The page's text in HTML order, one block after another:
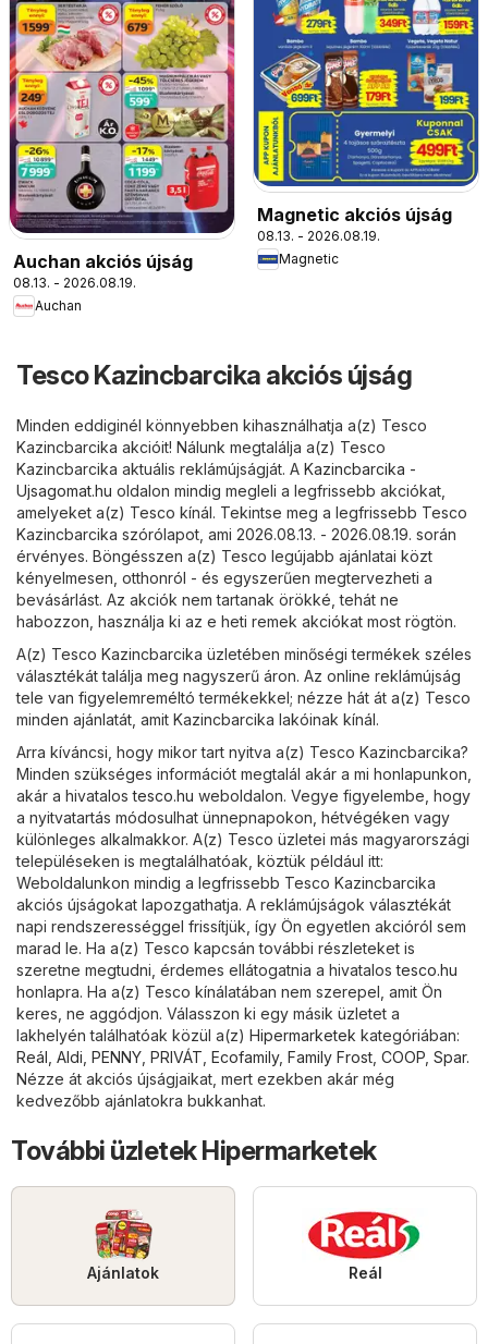
Auchan akciós újság
08.13. - 2026.08.19.
Auchan
Magnetic akciós újság
08.13. - 2026.08.19.
Magnetic
Tesco Kazincbarcika akciós újság
Minden eddiginél könnyebben kihasználhatja a(z) Tesco
Kazincbarcika akcióit! Nálunk megtalálja a(z) Tesco
Kazincbarcika aktuális reklámújságját. A Kazincbarcika -
Ujsagomat.hu oldalon mindig megleli a legfrissebb akciókat,
amelyeket a(z) Tesco kínál. Tekintse meg a legfrissebb Tesco
Kazincbarcika szórólapot, ami 2026.08.13. - 2026.08.19. során
érvényes. Böngésszen a(z) Tesco legújabb ajánlatai közt
kényelmesen, otthonról - és egyszerűen megtervezheti a
bevásárlást. Az akciók nem tartanak örökké, tehát ne
habozzon, használja ki az e heti remek akciókat most rögtön.
A(z) Tesco Kazincbarcika üzletében minőségi termékek széles
választékát találja meg nagyszerű áron. Az online reklámújság
tele van figyelemreméltó termékekkel; nézze hát át a(z) Tesco
minden ajánlatát, amit Kazincbarcika lakóinak kínál.
Arra kíváncsi, hogy mikor tart nyitva a(z) Tesco Kazincbarcika?
Minden szükséges információt megtalál akár a mi honlapunkon,
akár a hivatalostesco.hu weboldalon. Vegye figyelembe, hogy
a nyitvatartás módosulhat ünnepnapokon, hétvégéken vagy
különleges alkalmakkor. A(z) Tesco üzletei más magyarországi
településeken is megtalálhatóak, köztük például itt:
Weboldalunkon mindig a legfrissebb Tesco Kazincbarcika
akciós újságokat lapozgathatja. A reklámújságok választékát
napi rendszerességgel frissítjük, így Ön egyetlen akcióról sem
marad le. Ha a(z) Tesco kapcsán további részleteket is
szeretne megtudni, érdemes ellátogatnia a hivatalostesco.hu
honlapra. Ha a(z) Tesco kínálatában nem szerepel, amit Ön
keres, ne aggódjon. Válasszon ki egy másik üzletet a
lakhelyén találhatóak közül a(z) Hipermarketek kategóriában:
Reál Aldi PENNY PRIVÁT Ecofamily, Family Frost COOP Spar.
Nézze át akciós újságjaikat, mert ezekben akár még
kedvezőbb ajánlatokra bukkanhat.
További üzletek Hipermarketek
Ajánlatok Reál